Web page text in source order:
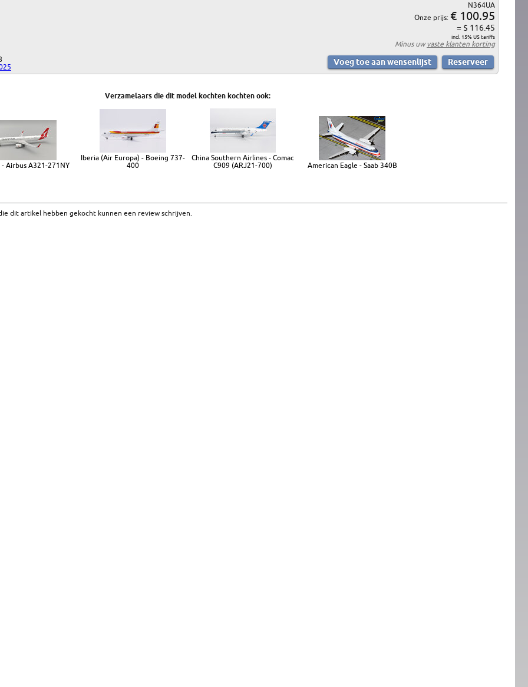
N364UA
Onze prijs: € 100.95
= $ 116.45
incl. 15% US tariffs
Minus uwvaste klanten korting
Verzamelaars die dit model kochten kochten ook:
- Airbus A321-271NY
Iberia (Air Europa) - Boeing 737-
400
China Southern Airlines - Comac
C909 (ARJ21-700)
American Eagle - Saab 340B
dit artikel hebben gekocht kunnen een review schrijven.